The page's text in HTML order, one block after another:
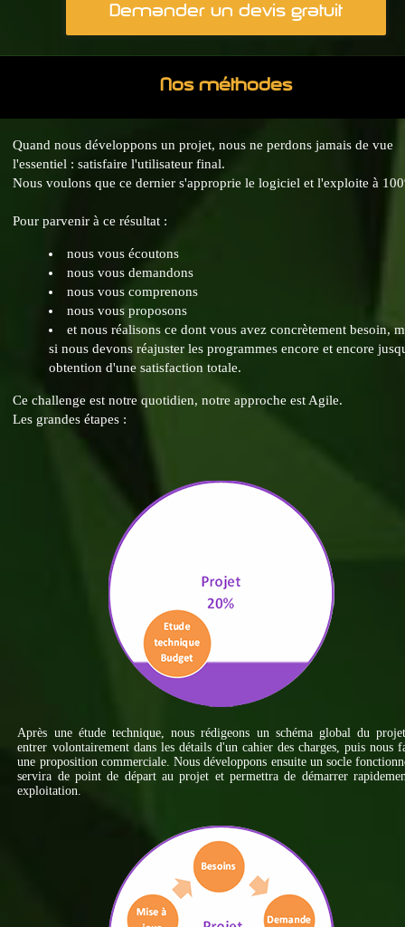
Demander un devis gratuit
Nos méthodes
Quand nous développons un projet, nous ne perdons jamais de vue
l'essentiel : satisfaire l'utilisateur final.
Nous voulons que ce dernier s'approprie le logiciel et l'exploite à
Pour parvenir à ce résultat :
nous vous écoutons
nous vous demandons
nous vous comprenons
nous vous proposons
et nous réalisons ce dont vous avez concrètement besoin,
si nous devons réajuster les programmes encore et encore
obtention d'une satisfaction totale.
Ce challenge est notre quotidien, notre approche est Agile.
Les grandes étapes :
Après une étude technique, nous rédigeons un schéma global du
entrer volontairement dans les détails d'un cahier des charges, puis nous
une proposition commerciale. Nous développons ensuite un socle
servira de point de départ au projet et permettra de démarrer
exploitation.